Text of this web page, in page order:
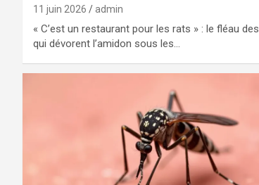
11 juin 2026 admin
« C’est un restaurant pour les rats » : le fléau
qui dévorent l’amidon sous les…